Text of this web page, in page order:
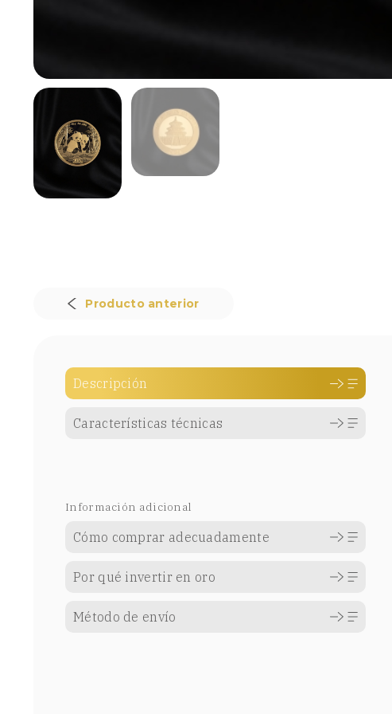
Producto anterior
Descripción
Características técnicas
Información adicional
Cómo comprar adecuadamente
Por qué invertir en oro
Método de envío